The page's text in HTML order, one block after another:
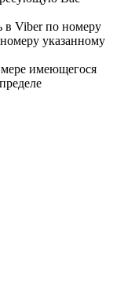
в Viber по номеру
указанному
мере имеющегося